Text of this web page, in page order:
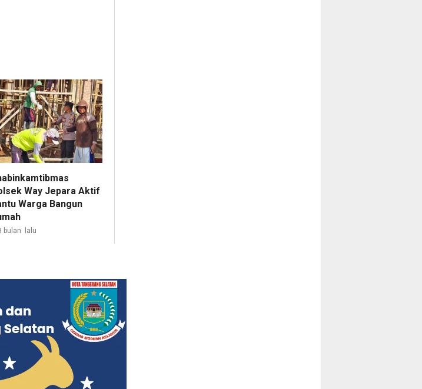
Way Jepara Aktif
Warga Bangun
bulan lalu